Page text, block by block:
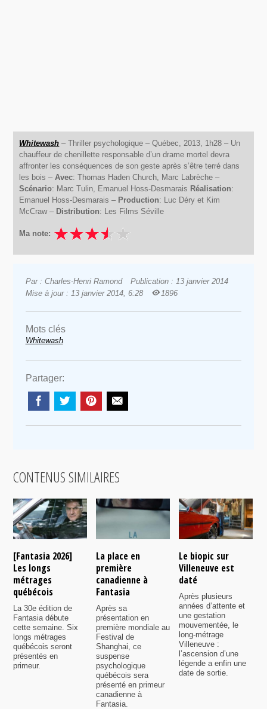
Whitewash – Thriller psychologique – Québec, 2013, 1h28 – Un
chauffeur de chenillette responsable d’un drame mortel devra
affronter les conséquences de son geste après s’être terré dans
les bois – Avec: Thomas Haden Church, Marc Labrèche –
Scénario: Marc Tulin, Emanuel Hoss-Desmarais Réalisation:
Emanuel Hoss-Desmarais – Production: Luc Déry et Kim
McCraw – Distribution: Les Films Séville
Ma note:
Par : Charles-Henri Ramond
Publication : 13 janvier 2014
Mise à jour : 13 janvier 2014, 6:28
1896
Mots clés
Whitewash
Partager:
CONTENUS SIMILAIRES
[Fantasia 2026]
Les longs
métrages
québécois
La 30e édition de
Fantasia débute
cette semaine. Six
longs métrages
québécois seront
présentés en
primeur.
La place en
première
canadienne à
Fantasia
Après sa
présentation en
première mondiale au
Festival de
Shanghai, ce
suspense
psychologique
québécois sera
présenté en primeur
canadienne à
Fantasia.
Le biopic sur
Villeneuve est
daté
Après plusieurs
années d’attente et
une gestation
mouvementée, le
long-métrage
Villeneuve :
l’ascension d’une
légende a enfin une
date de sortie.